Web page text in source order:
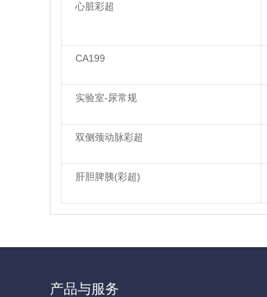
心脏彩超
CA199
实验室-尿常规
双侧颈动脉彩超
肝胆脾胰(彩超)
产品与服务